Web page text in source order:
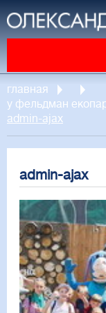
главная
у фельдман
admin-ajax
admin-ajax